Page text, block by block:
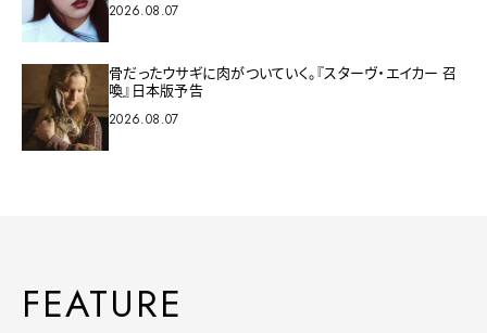
2026.08.07
骨だったウサギに肉がついていく。『スターヴ・エイカー 召
喚』日本版予告
2026.08.07
FEATURE